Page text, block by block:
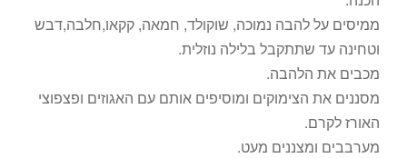
ממיסים על להבה נמוכה, שוקולד, חמאה, קקאו,חלבה,דבש
וטחינה עד שתתקבל בלילה נוזלית.
מכבים את הלהבה.
מסננים את הצימוקים ומוסיפים אותם עם האגוזים ופצפוצי
האורז לקרם.
מערבבים ומצננים מעט.